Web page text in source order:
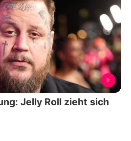
Jelly Roll zieht sich